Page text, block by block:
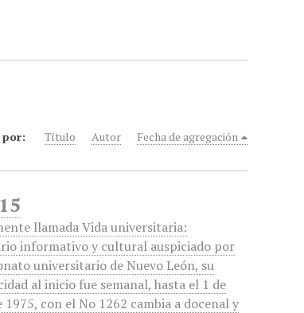
por: Título Autor Fecha de agregación
llamada Vida universitaria:
informativo y cultural auspiciado por
universitario de Nuevo León, su
al inicio fue semanal, hasta el 1 de
1975, con el No 1262 cambia a docenal y